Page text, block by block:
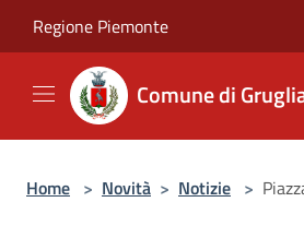
Regione Piemonte
Comune di
Home > Novità > Notizie >